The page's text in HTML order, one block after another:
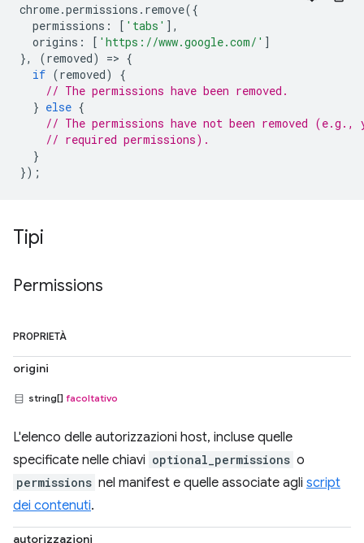
chrome.permissions . remove({
permissions : [ 'tabs' ],
origins : [ 'https://www.google.com/' ]
},
(removed) => {
if (removed)
{
// The permissions have been removed.
} else {
// The permissions have not been removed (e.g.,
// required permissions).
}
});
Tipi
Permissions
PROPRIETÀ
origini
string[] facoltativo
L'elenco delle autorizzazioni host, incluse quelle
specificate nelle chiavi optional_permissions o
permissions nel manifest e quelle associate agli script
dei contenuti.
autorizzazioni